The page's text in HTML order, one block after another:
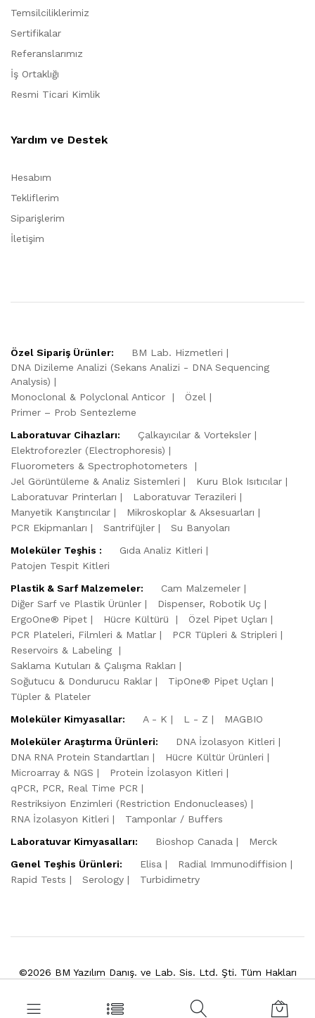
Temsilciliklerimiz
Sertifikalar
Referanslarımız
İş Ortaklığı
Resmi Ticari Kimlik
Yardım ve Destek
Hesabım
Tekliflerim
Siparişlerim
İletişim
Özel Sipariş Ürünler:
BM Lab. Hizmetleri
DNA Dizileme Analizi (Sekans Analizi - DNA Sequencing
Analysis)
Monoclonal & Polyclonal Anticor
Özel
Primer – Prob Sentezleme
Laboratuvar Cihazları:
Çalkayıcılar & Vorteksler
Elektroforezler (Electrophoresis)
Fluorometers & Spectrophotometers
Jel Görüntüleme & Analiz Sistemleri
Kuru Blok Isıtıcılar
Laboratuvar Printerları
Laboratuvar Terazileri
Manyetik Karıştırıcılar
Mikroskoplar & Aksesuarları
PCR Ekipmanları
Santrifüjler
Su Banyoları
Moleküler Teşhis :
Gıda Analiz Kitleri
Patojen Tespit Kitleri
Plastik & Sarf Malzemeler:
Cam Malzemeler
Diğer Sarf ve Plastik Ürünler
Dispenser, Robotik Uç
ErgoOne® Pipet
Hücre Kültürü
Özel Pipet Uçları
PCR Plateleri, Filmleri & Matlar
PCR Tüpleri & Stripleri
Reservoirs & Labeling
Saklama Kutuları & Çalışma Rakları
Soğutucu & Dondurucu Raklar
TipOne® Pipet Uçları
Tüpler & Plateler
Moleküler Kimyasallar:
A - K L - Z
MAGBIO
Moleküler Araştırma Ürünleri:
DNA İzolasyon Kitleri
DNA RNA Protein Standartları
Hücre Kültür Ürünleri
Microarray & NGS
Protein İzolasyon Kitleri
qPCR, PCR, Real Time PCR
Restriksiyon Enzimleri (Restriction Endonucleases)
RNA İzolasyon Kitleri
Tamponlar / Buffers
Laboratuvar Kimyasalları:
Bioshop Canada
Merck
Genel Teşhis Ürünleri:
Elisa
Radial Immunodiffision
Rapid Tests
Serology Turbidimetry
©2026 BM Yazılım Danış. ve Lab. Sis. Ltd. Şti. Tüm Hakları
Powered by